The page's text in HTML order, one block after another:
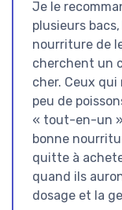
Je le
plusieurs
nourriture de
cherchent un
cher. Ceux qui
peu de
« tout-en-un
bonne
quitte à
quand ils
dosage et la